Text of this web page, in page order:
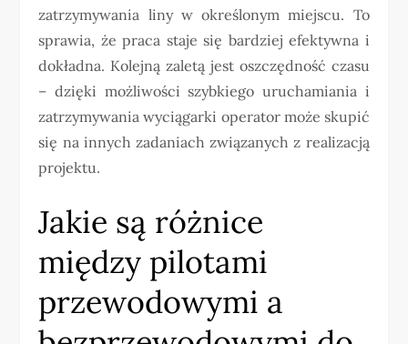
zatrzymywania liny w określonym miejscu. To
sprawia, że praca staje się bardziej efektywna i
dokładna. Kolejną zaletą jest oszczędność czasu
– dzięki możliwości szybkiego uruchamiania i
zatrzymywania wyciągarki operator może skupić
się na innych zadaniach związanych z realizacją
projektu.
Jakie są różnice
między pilotami
przewodowymi a